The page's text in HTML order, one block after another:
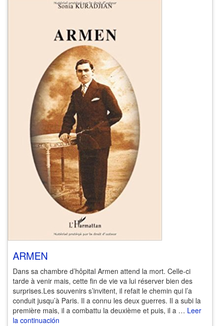
ARMEN
Dans sa chambre d’hôpital Armen attend la mort. Celle-ci
tarde à venir mais, cette fin de vie va lui réserver bien des
surprises.Les souvenirs s’invitent, il refait le chemin qui l’a
conduit jusqu’à Paris. Il a connu les deux guerres. Il a subi la
première mais, il a combattu la deuxième et puis, il a … Leer
la continuación